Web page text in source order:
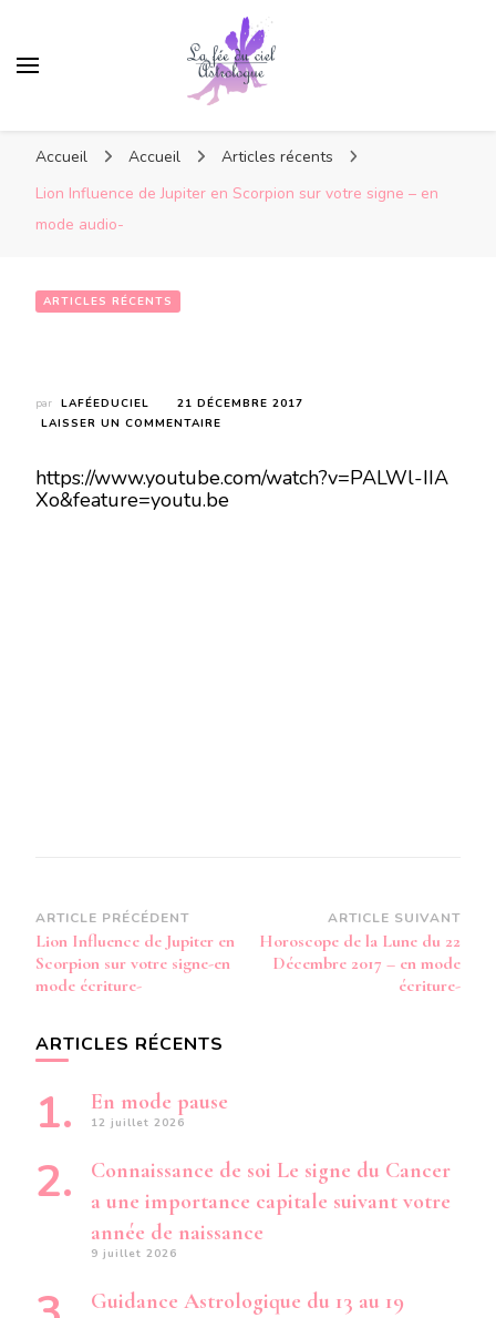
Accueil Accueil
Articles récents
Lion Influence de Jupiter en Scorpion sur votre signe – en
mode audio-
ARTICLES RÉCENTS
par LAFÉEDUCIEL
21 DÉCEMBRE 2017
LAISSER UN COMMENTAIRE
DE
JUPITER
https://www.youtube.com/watch?v=PALWl-IIA
Xo&feature=youtu.be
Navigation
d’article
ARTICLE PRÉCÉDENT
Lion Influence de Jupiter en
Scorpion sur votre signe-en
mode écriture-
ARTICLE SUIVANT
Horoscope de la Lune du 22
Décembre 2017 – en mode
écriture-
ARTICLES RÉCENTS
En mode pause
12 juillet 2026
Connaissance de soi Le signe du Cancer
a une importance capitale suivant votre
année de naissance
9 juillet 2026
Guidance Astrologique du 13 au 19